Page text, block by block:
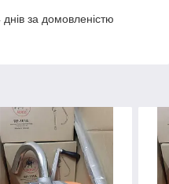
за домовленістю